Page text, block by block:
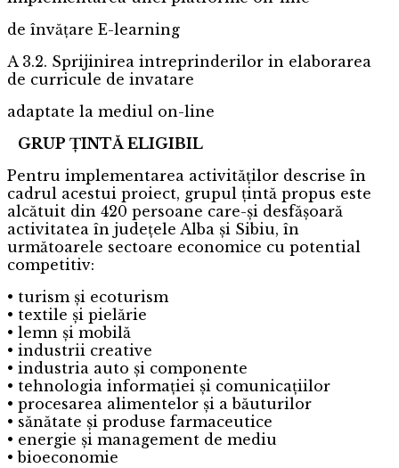
de învățare E-learning
A 3.2. Sprijinirea intreprinderilor in elaborarea
de curricule de invatare
adaptate la mediul on-line
GRUP ȚINTĂ ELIGIBIL
Pentru implementarea activităților descrise în
cadrul acestui proiect, grupul țintă propus este
alcătuit din 420 persoane care-și desfășoară
activitatea în județele Alba și Sibiu, în
următoarele sectoare economice cu potential
competitiv:
• turism și ecoturism
• textile și pielărie
• lemn și mobilă
• industrii creative
• industria auto și componente
• tehnologia informației și comunicațiilor
• procesarea alimentelor și a băuturilor
• sănătate și produse farmaceutice
• energie și management de mediu
• bioeconomie